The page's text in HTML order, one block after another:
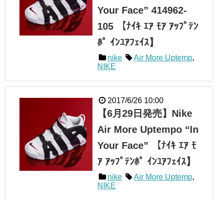
Your Face” 414962-
105 【ﾅｲｷ ｴｱ ﾓｱ ｱｯﾌﾟﾃﾝ
ﾎﾟ ｲﾝﾕｱﾌｪｲｽ】
nike Air More Uptemp,
NIKE
2017/6/26 10:00
【6月29日発売】Nike
Air More Uptempo “In
Your Face” 【ﾅｲｷ ｴｱ ﾓ
ｱ ｱｯﾌﾟﾃﾝﾎﾟ ｲﾝﾕｱﾌｪｲｽ】
nike Air More Uptemp,
NIKE